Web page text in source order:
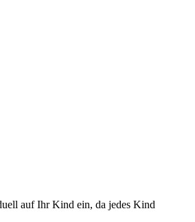
auf Ihr Kind ein, da jedes Kind